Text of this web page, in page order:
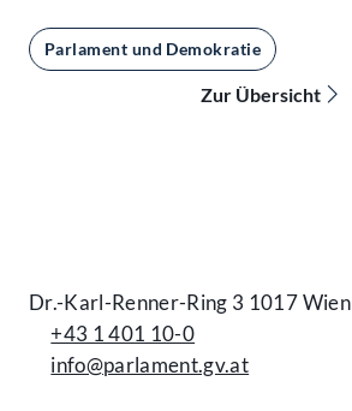
Parlament und Demokratie
Zur Übersicht
Dr.-Karl-Renner-Ring 3 1017 Wien
+43 1 401 10-0
info@parlament.gv.at